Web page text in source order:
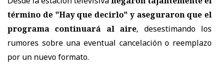
término de "Hay que decirlo" y aseguraron que el
programa continuará al aire, desestimando los
rumores sobre una eventual cancelación o reemplazo
por un nuevo formato.